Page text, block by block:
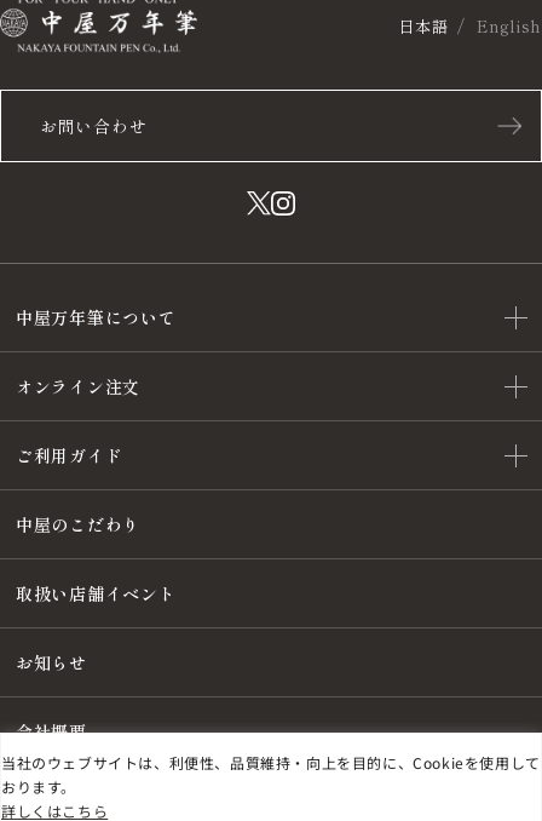
当社のウェブサイトは、利便性、品質維持・向上を目的に、Cookieを使用して
おります。
詳しくはこちら
お問い合わせ
日本語 English
中屋万年筆について
オンライン注文
ご利用ガイド
中屋のこだわり
取扱い店舗イベント
お知らせ
会社概要
特定商取引法に基づく表記